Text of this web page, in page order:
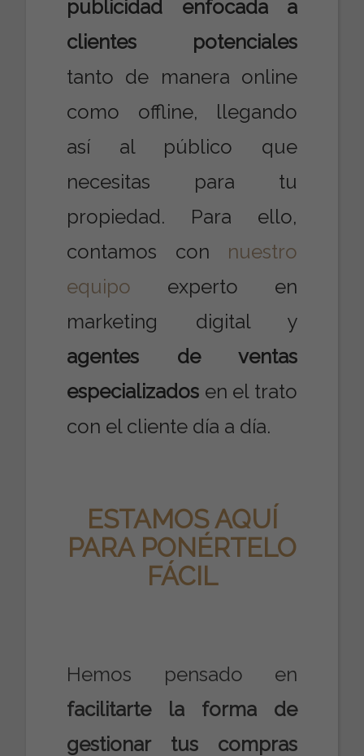
publicidad enfocada a
clientes potenciales
tanto de manera online
como offline, llegando
así al público que
necesitas para tu
propiedad. Para ello,
contamos con nuestro
equipo experto en
marketing digital y
agentes de ventas
especializadosen el trato
con el cliente día a día.
ESTAMOS AQUÍ
PARA PONÉRTELO
FÁCIL
Hemos pensado en
facilitarte la forma de
gestionar tus compras